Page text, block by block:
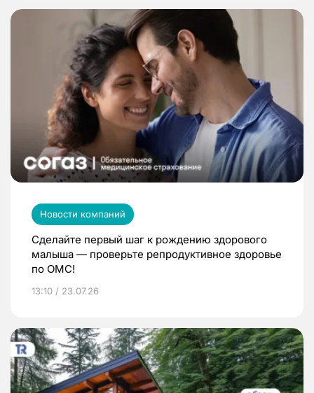
Новости компаний
Сделайте первый шаг к рождению здорового
малыша — проверьте репродуктивное здоровье
по ОМС!
13:10 / 23.07.26